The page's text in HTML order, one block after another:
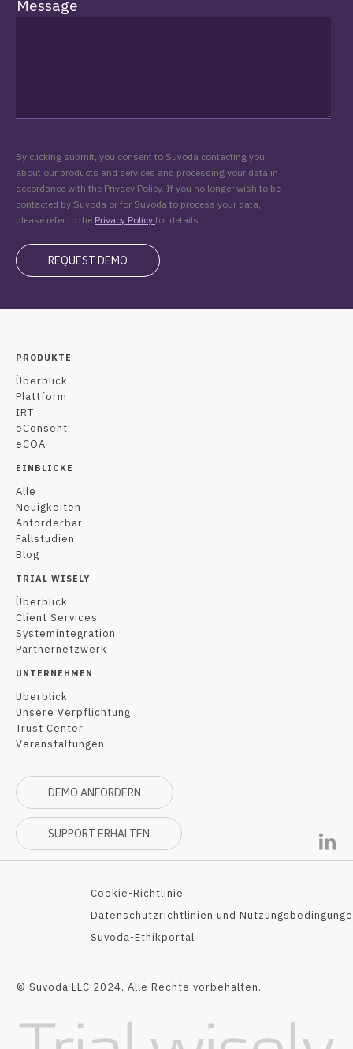
Message
By clicking submit, you consent to Suvoda contacting you
about our products and services and processing your data in
accordance with the Privacy Policy. If you no longer wish to be
contacted by Suvoda or for Suvoda to process your data,
please refer to the Privacy Policy for details.
PRODUKTE
Überblick
Plattform
IRT
eConsent
eCOA
EINBLICKE
Alle
Neuigkeiten
Anforderbar
Fallstudien
Blog
TRIAL WISELY
Überblick
Client Services
Systemintegration
Partnernetzwerk
UNTERNEHMEN
Überblick
Unsere Verpflichtung
Trust Center
Veranstaltungen
DEMO ANFORDERN
SUPPORT ERHALTEN
Cookie-Richtlinie
Datenschutzrichtlinien und Nutzungsbedingunge
Suvoda-Ethikportal
© Suvoda LLC 2024. Alle Rechte vorbehalten.